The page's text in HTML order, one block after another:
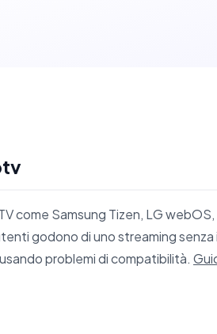
come Samsung Tizen, LG webOS,
godono di uno streaming senza
problemi di compatibilità.